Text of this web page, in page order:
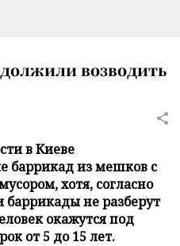
возводить
в Киеве
баррикад из мешков с
хотя, согласно
баррикады не разберут
окажутся под
от 5 до 15 лет.